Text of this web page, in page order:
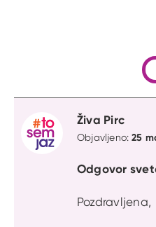
Živa Pirc
Objavljeno:25
Odgovor
Pozdravljena,